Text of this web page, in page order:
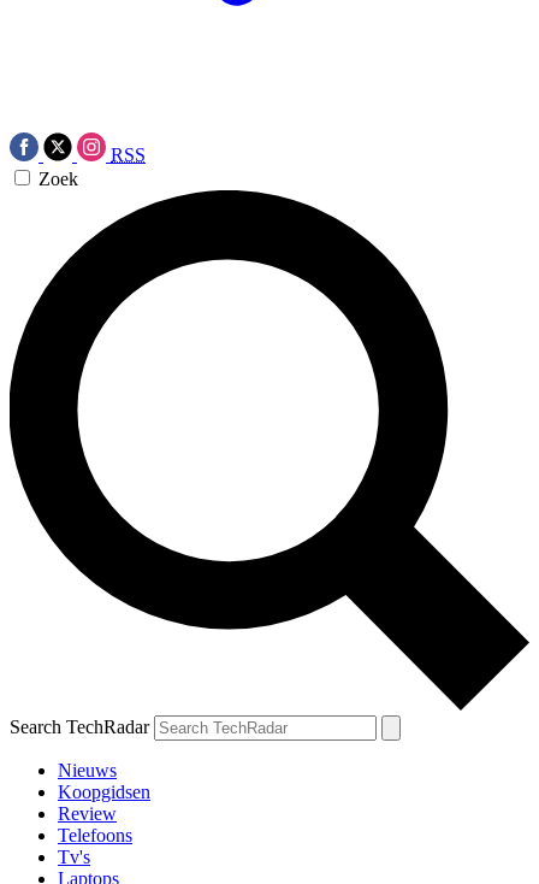
RSS
Zoek
Search TechRadar
Nieuws
Koopgidsen
Review
Telefoons
Tv's
Laptops